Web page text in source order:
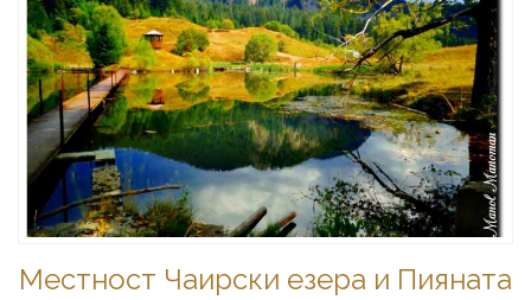
Местност Чаирски езера и Пияната